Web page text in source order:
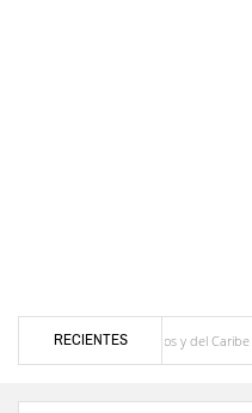
RECIENTES
Centroamericanos y del Caribe